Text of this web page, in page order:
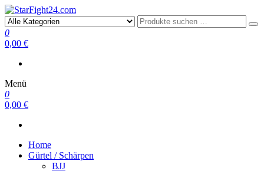
StarFight24.com
Kampfsportartikel
0
0,00 €
Menü
0
0,00 €
Home
Gürtel / Schärpen
BJJ